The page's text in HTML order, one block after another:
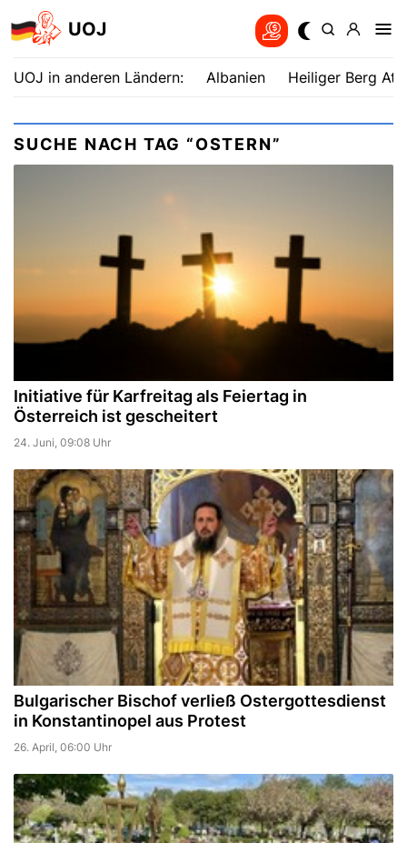
UOJ
UOJ in anderen Ländern: Albanien Heiliger Berg
SUCHE NACH TAG “OSTERN”
Initiative für Karfreitag als Feiertag in
Österreich ist gescheitert
24. Juni, 09:08 Uhr
Bulgarischer Bischof verließ Ostergottesdienst
in Konstantinopel aus Protest
26. April, 06:00 Uhr